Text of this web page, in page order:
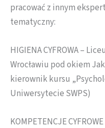
pracować z innym
tematyczny:
HIGIENA CYFROWA –
Wrocławiu pod okiem
kierownik kursu
Uniwersytecie SWPS)
KOMPETENCJE